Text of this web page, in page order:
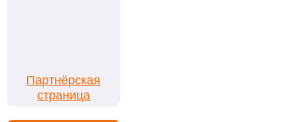
Партнёрская
страница